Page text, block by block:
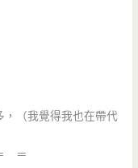
（我覺得我也在帶代
＝